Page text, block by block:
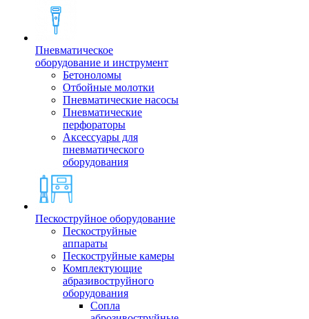
Пневматическое
оборудование и инструмент
Бетоноломы
Отбойные молотки
Пневматические насосы
Пневматические
перфораторы
Аксессуары для
пневматического
оборудования
Пескоструйное оборудование
Пескоструйные
аппараты
Пескоструйные камеры
Комплектующие
абразивоструйного
оборудования
Сопла